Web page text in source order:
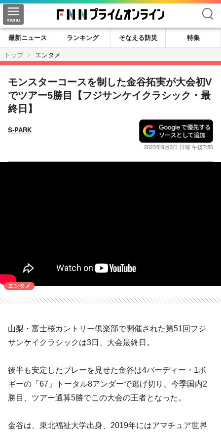
検索
最新ニュース ランキング そなえる防災
特集
トップ
エンタメ
モンスターコースを制した金谷拓実が大会初V
でツアー5勝目【フジサンケイクラシック・最
終日】
S-PARK
2023年9月3日 日曜 午後7:50
エンタメ
山梨・富士桜カントリー倶楽部で開催された第51回フジ
サンケイクラシックは3日、大会最終日。
後半も安定したプレーを見せた金谷は4バーディー・1ボ
ギーの「67」トータル8アンダーで逃げ切り、今季国内2
勝目、ツアー通算5勝でこの大会の王者となった。
金谷は、東北福祉大学出身、2019年にはアマチュア世界